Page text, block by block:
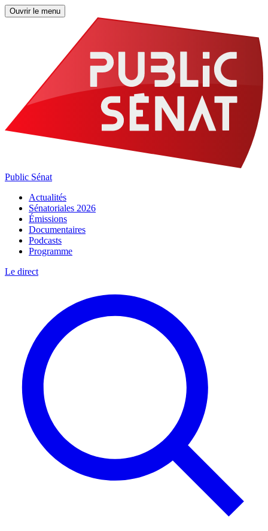
Ouvrir le menu
Public Sénat
Actualités
Sénatoriales 2026
Émissions
Documentaires
Podcasts
Programme
Le direct